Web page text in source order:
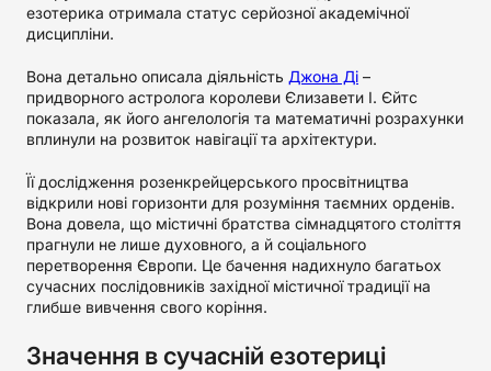
езотерика отримала статус серйозної академічної
дисципліни.
Вона детально описала діяльність Джона Ді –
придворного астролога королеви Єлизавети I. Єйтс
показала, як його ангелологія та математичні розрахунки
вплинули на розвиток навігації та архітектури.
Її дослідження розенкрейцерського просвітництва
відкрили нові горизонти для розуміння таємних орденів.
Вона довела, що містичні братства сімнадцятого століття
прагнули не лише духовного, а й соціального
перетворення Європи. Це бачення надихнуло багатьох
сучасних послідовників західної містичної традиції на
глибше вивчення свого коріння.
Значення в сучасній езотериці